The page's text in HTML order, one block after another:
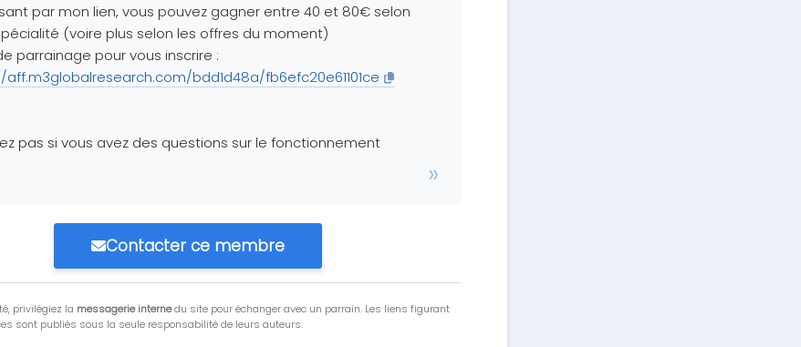
par mon lien, vous pouvez gagner entre 40 et 80€ selon
(voire plus selon les offres du moment)
parrainage pour vous inscrire :
bdd1d48a/fb6efc20e61101ce
pas si vous avez des questions sur le fonctionnement
Contacter ce membre
privilégiez la messagerie internedu site pour échanger avec un parrain. Les liens figurant
sont publiés sous la seule responsabilité de leurs auteurs.